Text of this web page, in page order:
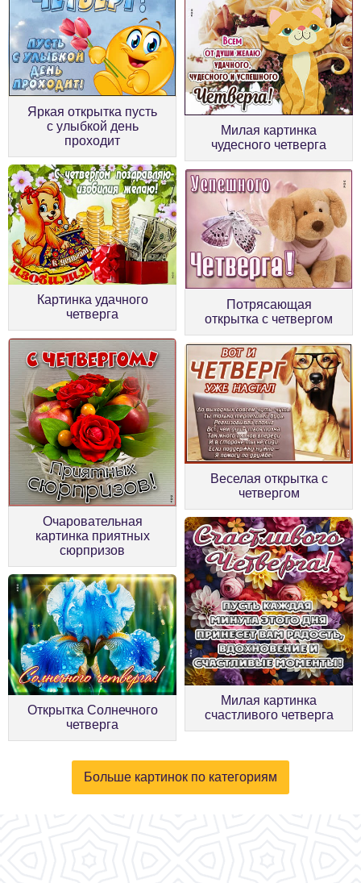
Яркая открытка пусть
с улыбкой день
проходит
Милая картинка
чудесного четверга
Картинка удачного
четверга
Потрясающая
открытка с четвергом
Очаровательная
картинка приятных
сюрпризов
Веселая открытка с
четвергом
Открытка Солнечного
четверга
Милая картинка
счастливого четверга
Больше картинок по категориям